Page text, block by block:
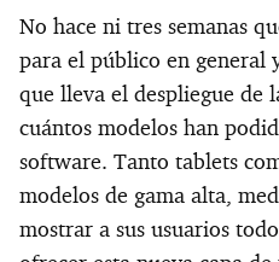
No hace ni tres semanas
para el público en general
que lleva el despliegue de
cuántos modelos han
software. Tanto tablets
modelos de gama alta,
mostrar a sus usuarios